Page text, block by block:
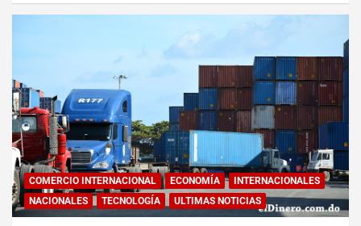
COMERCIO INTERNACIONAL ECONOMÍA
INTERNACIONALES
NACIONALES
TECNOLOGÍA ULTIMAS NOTICIAS